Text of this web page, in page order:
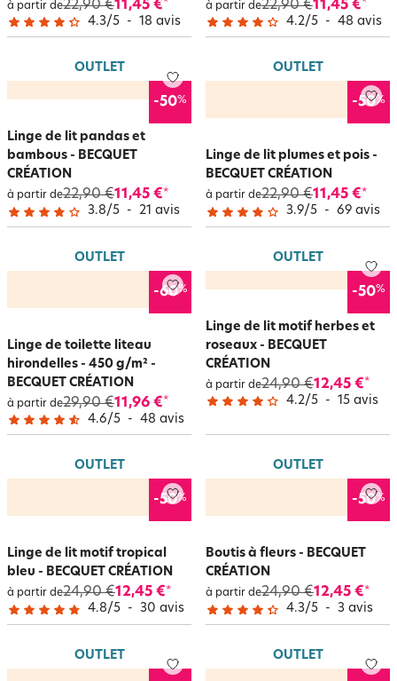
à partir de22,90 €11,45 €*
4.3/5 - 18 avis
à partir de22,90 €11,45 €*
4.2/5 - 48 avis
OUTLET
-50%
Linge de lit pandas et
bambous - BECQUET
CRÉATION
à partir de22,90 €11,45 €*
3.8/5 - 21 avis
OUTLET
-50%
Linge de lit plumes et pois -
BECQUET CRÉATION
à partir de22,90 €11,45 €*
3.9/5 - 69 avis
OUTLET
-60%
Linge de toilette liteau
hirondelles - 450 g/m² -
BECQUET CRÉATION
à partir de29,90 €11,96 €*
4.6/5 - 48 avis
OUTLET
-50%
Linge de lit motif herbes et
roseaux - BECQUET
CRÉATION
à partir de24,90 €12,45 €*
4.2/5 - 15 avis
OUTLET
-50%
Linge de lit motif tropical
bleu - BECQUET CRÉATION
à partir de24,90 €12,45 €*
4.8/5 - 30 avis
OUTLET
-50%
Boutis à fleurs - BECQUET
CRÉATION
à partir de24,90 €12,45 €*
4.3/5 - 3 avis
OUTLET OUTLET